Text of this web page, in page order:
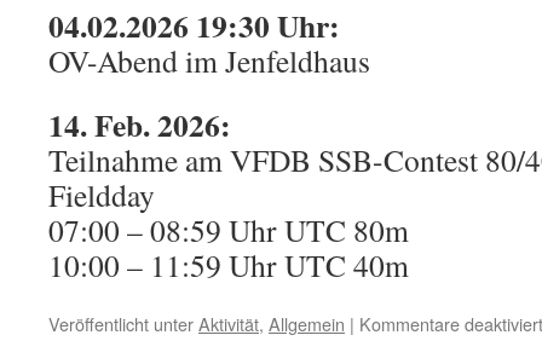
04.02.2026 19:30 Uhr:
OV-Abend im Jenfeldhaus
14. Feb. 2026:
Teilnahme am VFDB SSB-Contest 80/
Fieldday
07:00 – 08:59 Uhr UTC 80m
10:00 – 11:59 Uhr UTC 40m
Veröffentlicht unterAktivität, Allgemein | Kommentare deaktiviert